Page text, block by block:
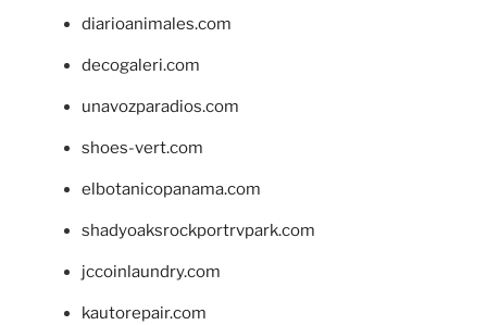
diarioanimales.com
decogaleri.com
unavozparadios.com
shoes-vert.com
elbotanicopanama.com
shadyoaksrockportrvpark.com
jccoinlaundry.com
kautorepair.com